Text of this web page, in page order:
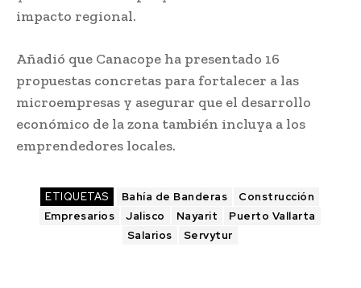
impacto regional.
Añadió que Canacope ha presentado 16
propuestas concretas para fortalecer a las
microempresas y asegurar que el desarrollo
económico de la zona también incluya a los
emprendedores locales.
ETIQUETAS Bahía de Banderas
Construcción
Empresarios
Jalisco Nayarit
Puerto Vallarta
Salarios
Servytur